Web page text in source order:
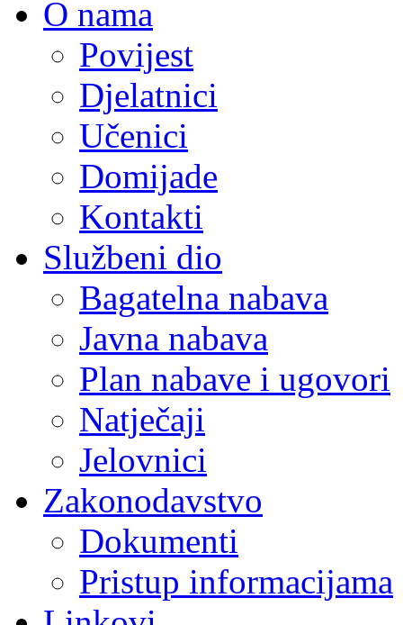
O nama
Povijest
Djelatnici
Učenici
Domijade
Kontakti
Službeni dio
Bagatelna nabava
Javna nabava
Plan nabave i ugovori
Natječaji
Jelovnici
Zakonodavstvo
Dokumenti
Pristup informacijama